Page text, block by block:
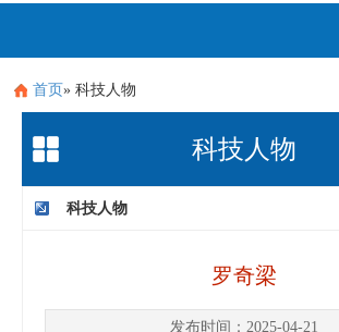
首页» 科技人物
科技人物
科技人物
罗奇梁
发布时间：2025-04-21